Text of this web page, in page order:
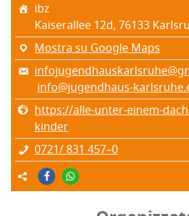
ibz
Kai­se­ral­lee 12d, 76133
Mostra su Google Maps
info@jugendhaus-
https://alle-unter-einem-
kinder
0721/ 831 457–0